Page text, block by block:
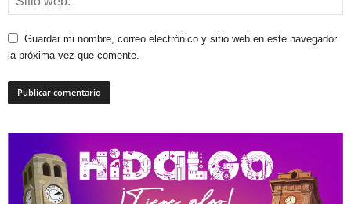
Guardar mi nombre, correo electrónico y sitio web en este navegador
la próxima vez que comente.